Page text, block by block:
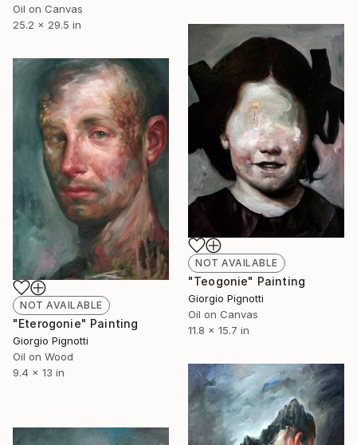
Oil on Canvas
25.2 x 29.5 in
NOT AVAILABLE
"Teogonie" Painting
Giorgio Pignotti
Oil on Canvas
11.8 x 15.7 in
NOT AVAILABLE
"Eterogonie" Painting
Giorgio Pignotti
Oil on Wood
9.4 x 13 in